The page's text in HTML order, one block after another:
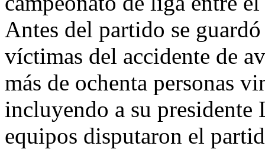
Antes del partido se
víctimas del accidente de
más de ochenta personas
incluyendo a su
equipos disputaron el